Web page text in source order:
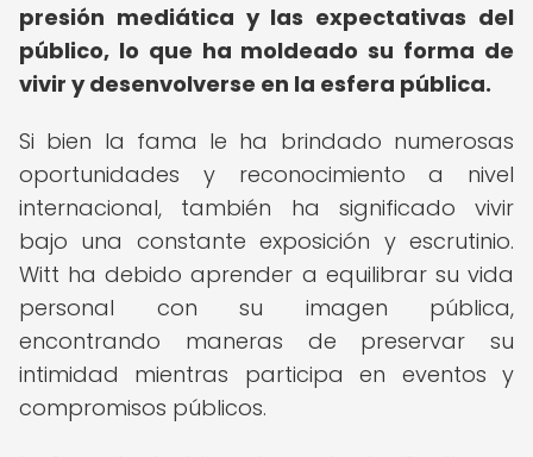
presión mediática y las expectativas del
público, lo que ha moldeado su forma de
vivir y desenvolverse en la esfera pública.
Si bien la fama le ha brindado numerosas
oportunidades y reconocimiento a nivel
internacional, también ha significado vivir
bajo una constante exposición y escrutinio.
Witt ha debido aprender a equilibrar su vida
personal con su imagen pública,
encontrando maneras de preservar su
intimidad mientras participa en eventos y
compromisos públicos.